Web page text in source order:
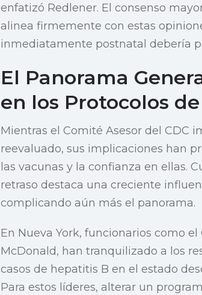
enfatizó Redlener. El consenso
alinea firmemente con estas
inmediatamente postnatal debería
El Panorama
en los Protocolos
Mientras el Comité Asesor del CDC
reevaluado, sus implicaciones han
las vacunas y la confianza en ellas.
retraso destaca una creciente
complicando aún más el panorama.
En Nueva York, funcionarios como
McDonald, han tranquilizado a los
casos de hepatitis B en el estado
Para estos líderes, alterar un